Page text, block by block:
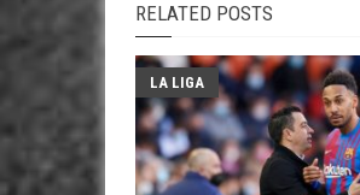
RELATED POSTS
LA LIGA